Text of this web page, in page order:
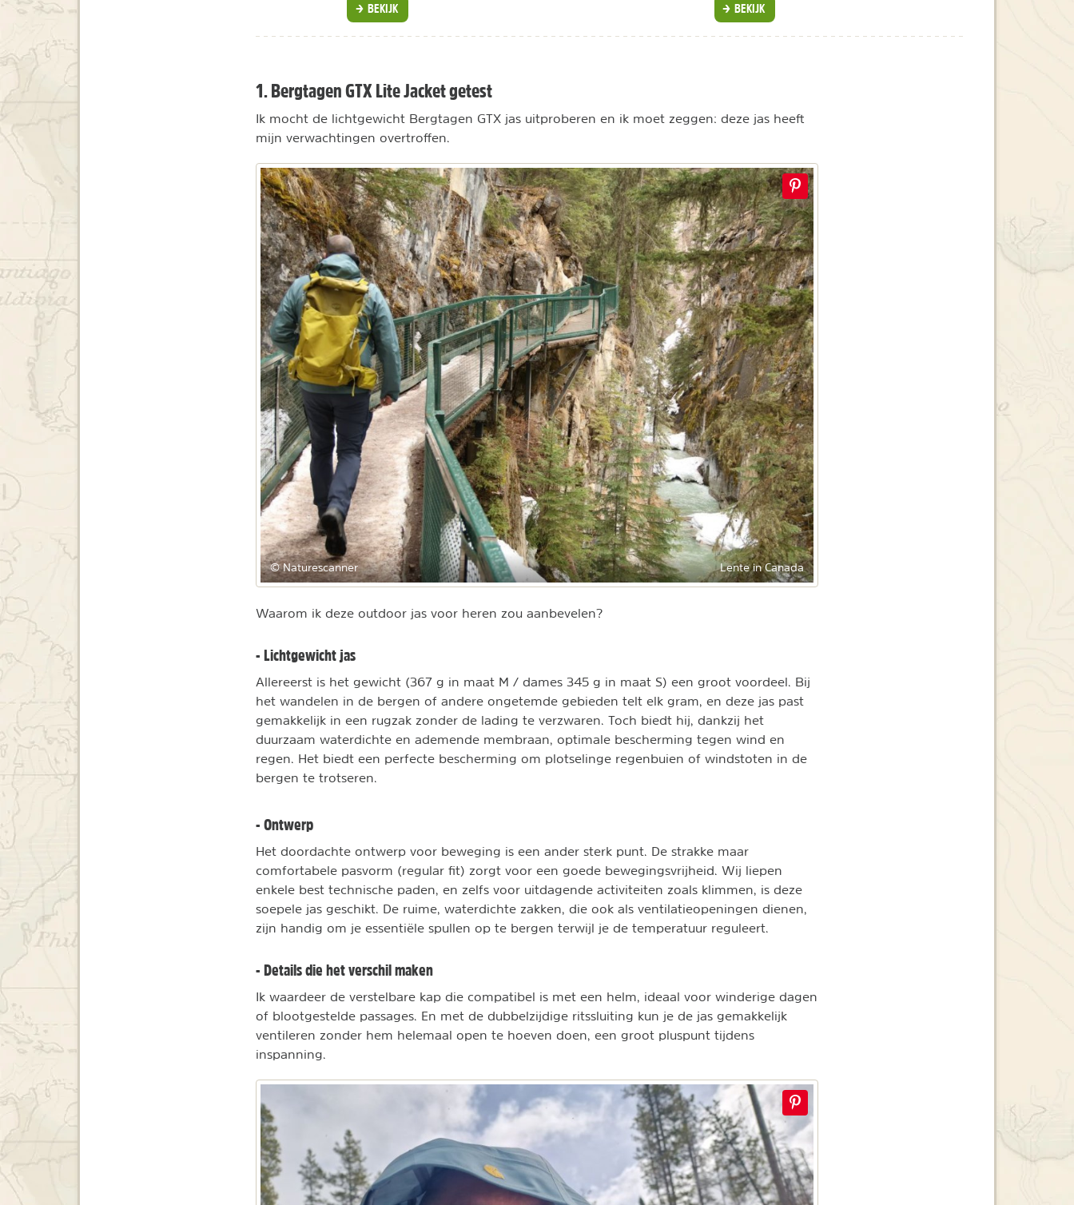
BEKIJK BEKIJK
1. Bergtagen GTX Lite Jacket getest
Ik mocht de lichtgewicht Bergtagen GTX jas uitproberen en ik moet zeggen: deze jas heeft
mijn verwachtingen overtroffen.
© Naturescanner Lente in Canada
Waarom ik deze outdoor jas voor heren zou aanbevelen?
- Lichtgewicht jas
Allereerst is het gewicht (367 g in maat M / dames 345 g in maat S) een groot voordeel. Bij
het wandelen in de bergen of andere ongetemde gebieden telt elk gram, en deze jas past
gemakkelijk in een rugzak zonder de lading te verzwaren. Toch biedt hij, dankzij het
duurzaam waterdichte en ademende membraan, optimale bescherming tegen wind en
regen. Het biedt een perfecte bescherming om plotselinge regenbuien of windstoten in de
bergen te trotseren.
- Ontwerp
Het doordachte ontwerp voor beweging is een ander sterk punt. De strakke maar
comfortabele pasvorm (regular fit) zorgt voor een goede bewegingsvrijheid. Wij liepen
enkele best technische paden, en zelfs voor uitdagende activiteiten zoals klimmen, is deze
soepele jas geschikt. De ruime, waterdichte zakken, die ook als ventilatieopeningen dienen,
zijn handig om je essentiële spullen op te bergen terwijl je de temperatuur reguleert.
- Details die het verschil maken
Ik waardeer de verstelbare kap die compatibel is met een helm, ideaal voor winderige dagen
of blootgestelde passages. En met de dubbelzijdige ritssluiting kun je de jas gemakkelijk
ventileren zonder hem helemaal open te hoeven doen, een groot pluspunt tijdens
inspanning.